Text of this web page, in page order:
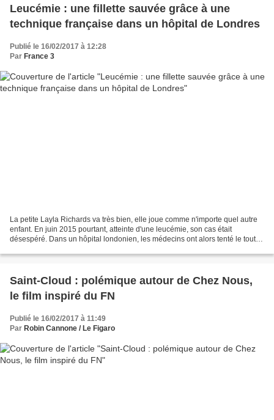
Leucémie : une fillette sauvée grâce à une
technique française dans un hôpital de Londres
Publié le 16/02/2017 à 12:28
Par France 3
La petite Layla Richards va très bien, elle joue comme n'importe quel autre
enfant. En juin 2015 pourtant, atteinte d'une leucémie, son cas était
désespéré. Dans un hôpital londonien, les médecins ont alors tenté le tout
Saint-Cloud : polémique autour de Chez Nous,
le film inspiré du FN
Publié le 16/02/2017 à 11:49
Par Robin Cannone / Le Figaro